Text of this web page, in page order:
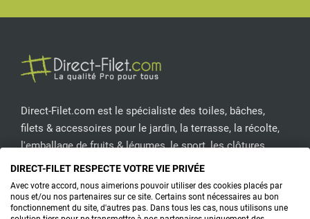
Direct-Filet.com est le spécialiste des toiles, bâches,
filets & accessoires pour le jardin, la terrasse, la récolte,
l'emballage de fruits & légumes, le sport, les clôtures...
CONTACTEZ-NOUS
DIRECT-FILET RESPECTE VOTRE VIE PRIVÉE
Avec votre accord, nous aimerions pouvoir utiliser des cookies placés par
nous et/ou nos partenaires sur ce site. Certains sont nécessaires au bon
fonctionnement du site, d'autres pas. Dans tous les cas, nous utilisons une